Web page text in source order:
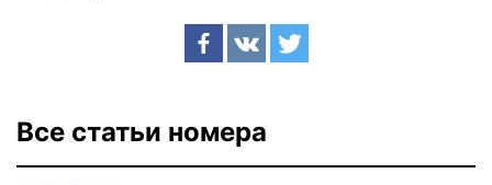
Все статьи номера